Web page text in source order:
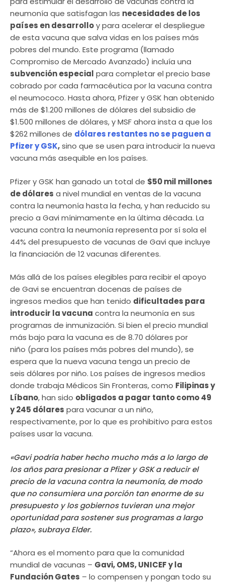
neumonía que satisfagan las necesidades de los
países en desarrolloy para acelerar el despliegue
de esta vacuna que salva vidas en los países más
pobres del mundo. Este programa (llamado
Compromiso de Mercado Avanzado) incluía una
subvención especial para completar el precio base
cobrado por cada farmacéutica por la vacuna contra
el neumococo. Hasta ahora, Pfizer y GSK han obtenido
más de $1.200 millones de dólares del subsidio de
$1.500 millones de dólares, y MSF ahora insta a que los
$262 millones de dólares restantes no se paguen a
Pfizer y GSK,sino que se usen para introducir la nueva
vacuna más asequible en los países.
Pfizer y GSK han ganado un total de $50 mil millones
de dólares a nivel mundial en ventas de la vacuna
contra la neumonía hasta la fecha, y han reducido su
precio a Gavi mínimamente en la última década. La
vacuna contra la neumonía representa por sí sola el
44% del presupuesto de vacunas de Gavi que incluye
la financiación de 12 vacunas diferentes.
Más allá de los países elegibles para recibir el apoyo
de Gavi se encuentran docenas de países de
ingresos medios que han tenido dificultades para
introducir la vacuna contra la neumonía en sus
programas de inmunización. Si bien el precio mundial
más bajo para la vacuna es de 8.70 dólares por
niño (para los países más pobres del mundo), se
espera que la nueva vacuna tenga un precio de
seis dólares por niño. Los países de ingresos medios
donde trabaja Médicos Sin Fronteras, como Filipinas y
Líbano, han sido obligados a pagar tanto como 49
y 245 dólares para vacunar a un niño,
respectivamente, por lo que es prohibitivo para estos
países usar la vacuna.
«Gavi podría haber hecho mucho más a lo largo de
los años para presionar a Pfizer y GSK a reducir el
precio de la vacuna contra la neumonía, de modo
que no consumiera una porción tan enorme de su
presupuesto y los gobiernos tuvieran una mejor
oportunidad para sostener sus programas a largo
plazo», subraya Elder.
“Ahora es el momento para que la comunidad
mundial de vacunas – Gavi, OMS, UNICEF y la
Fundación Gates – lo compensen y pongan todo su